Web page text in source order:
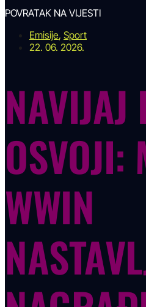
POVRATAK NA VIJESTI
Emisije, Sport
22. 06. 2026.
NAVIJAJ I
OSVOJI:
WWIN